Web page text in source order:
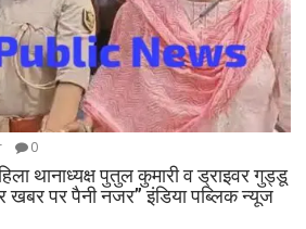
0
थानाध्यक्ष पुतुल कुमारी व ड्राइवर गुड्डू
खबर पर पैनी नजर” इंडिया पब्लिक न्यूज